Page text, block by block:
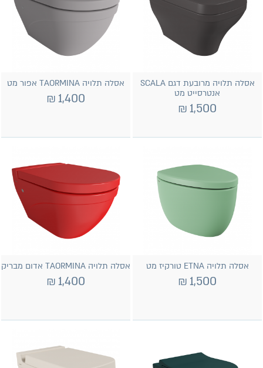
אסלה תלויה מרובעת דגם SCALA
אנטרסייט מט
1,500
₪
אסלה תלויה TAORMINA אפור מט
1,400
₪
אסלה תלויה ETNA טורקיז מט
1,500
₪
אסלה תלויה TAORMINA אדום מבריק
1,400
₪